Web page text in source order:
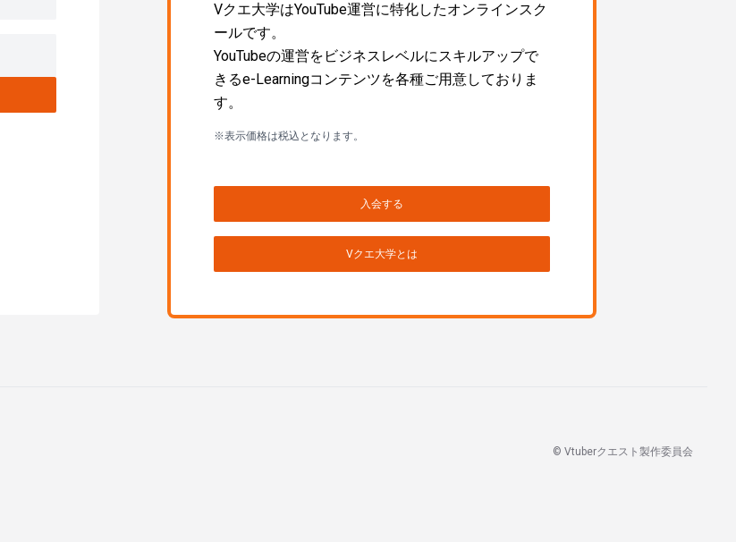
Vクエ大学はYouTube運営に特化したオンラインスク
ールです。
YouTubeの運営をビジネスレベルにスキルアップで
きるe-Learningコンテンツを各種ご用意しておりま
す。
※表示価格は税込となります。
入会する
Vクエ大学とは
© Vtuberクエスト製作委員会